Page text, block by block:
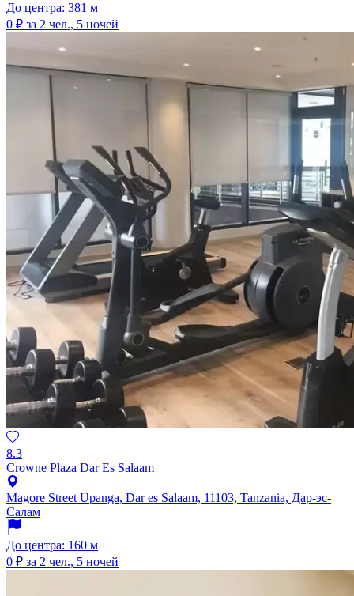
До центра: 381 м
0 ₽ за 2 чел., 5 ночей
8.3
Crowne Plaza Dar Es Salaam
Magore Street Upanga, Dar es Salaam, 11103, Tanzania, Дар-эс-
Салам
До центра: 160 м
0 ₽ за 2 чел., 5 ночей